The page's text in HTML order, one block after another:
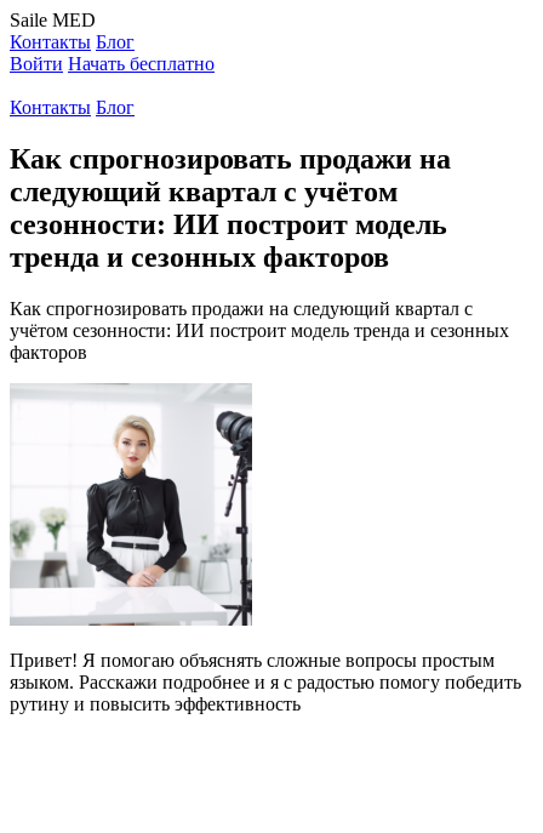
Saile MED
Контакты Блог
Войти Начать бесплатно
Контакты Блог
Как спрогнозировать продажи на
следующий квартал с учётом
сезонности: ИИ построит модель
тренда и сезонных факторов
Как спрогнозировать продажи на следующий квартал с
учётом сезонности: ИИ построит модель тренда и сезонных
факторов
Привет! Я помогаю объяснять сложные вопросы простым
языком. Расскажи подробнее и я с радостью помогу победить
рутину и повысить эффективность